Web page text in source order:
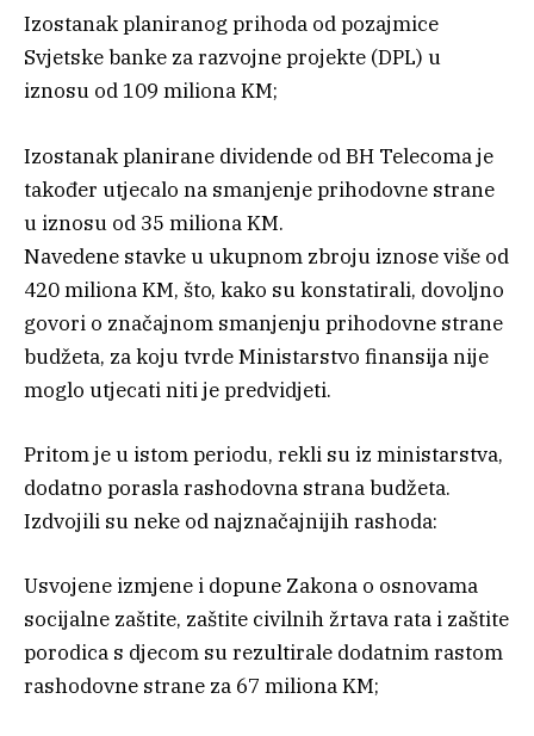
Izostanak planiranog prihoda od pozajmice
Svjetske banke za razvojne projekte (DPL) u
iznosu od 109 miliona KM;
Izostanak planirane dividende od BH Telecoma je
također utjecalo na smanjenje prihodovne strane
u iznosu od 35 miliona KM.
Navedene stavke u ukupnom zbroju iznose više od
420 miliona KM, što, kako su konstatirali, dovoljno
govori o značajnom smanjenju prihodovne strane
budžeta, za koju tvrde Ministarstvo finansija nije
moglo utjecati niti je predvidjeti.
Pritom je u istom periodu, rekli su iz ministarstva,
dodatno porasla rashodovna strana budžeta.
Izdvojili su neke od najznačajnijih rashoda:
Usvojene izmjene i dopune Zakona o osnovama
socijalne zaštite, zaštite civilnih žrtava rata i zaštite
porodica s djecom su rezultirale dodatnim rastom
rashodovne strane za 67 miliona KM;